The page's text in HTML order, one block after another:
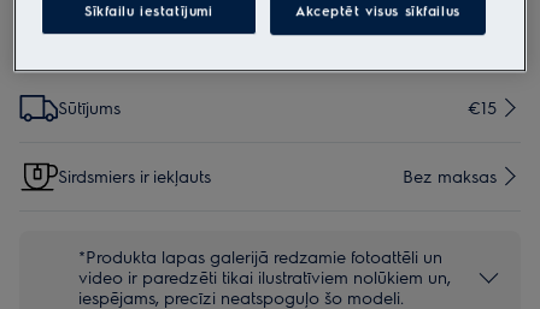
Sūtījums €15
Sirdsmiers ir iekļauts Bez maksas
*Produkta lapas galerijā redzamie fotoattēli un
video ir paredzēti tikai ilustratīviem nolūkiem un,
iespējams, precīzi neatspoguļo šo modeli.
Sīkfailu iestatījumi Akceptēt visus sīkfailus